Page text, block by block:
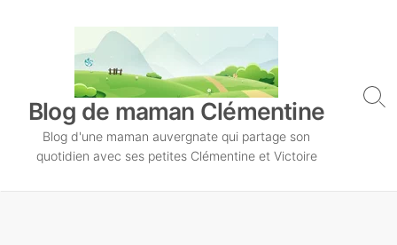
n
Blog de maman Clémentine
Blog d'une maman auvergnate qui partage son
quotidien avec ses petites Clémentine et Victoire
S